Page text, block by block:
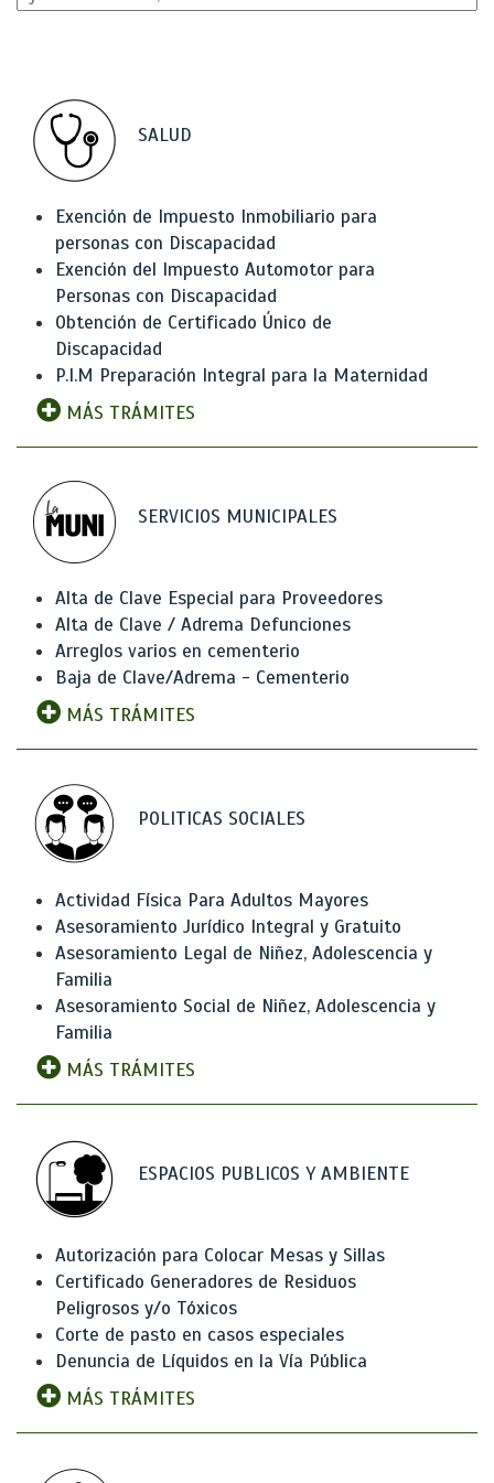
SALUD
Exención de Impuesto Inmobiliario para
personas con Discapacidad
Exención del Impuesto Automotor para
Personas con Discapacidad
Obtención de Certificado Único de
Discapacidad
P.I.M Preparación Integral para la Maternidad
MÁS TRÁMITES
SERVICIOS MUNICIPALES
Alta de Clave Especial para Proveedores
Alta de Clave / Adrema Defunciones
Arreglos varios en cementerio
Baja de Clave/Adrema - Cementerio
MÁS TRÁMITES
POLITICAS SOCIALES
Actividad Física Para Adultos Mayores
Asesoramiento Jurídico Integral y Gratuito
Asesoramiento Legal de Niñez, Adolescencia y
Familia
Asesoramiento Social de Niñez, Adolescencia y
Familia
MÁS TRÁMITES
ESPACIOS PUBLICOS Y AMBIENTE
Autorización para Colocar Mesas y Sillas
Certificado Generadores de Residuos
Peligrosos y/o Tóxicos
Corte de pasto en casos especiales
Denuncia de Líquidos en la Vía Pública
MÁS TRÁMITES